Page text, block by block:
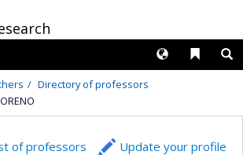
Liens
Langues
Directory of professors
of professors Update your profile